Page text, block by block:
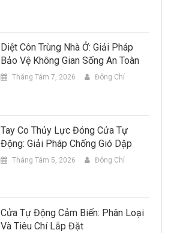
Diệt Côn Trùng Nhà Ở: Giải Pháp
Bảo Vệ Không Gian Sống An Toàn
Tháng Tám 7, 2026 Đông Chí
Tay Co Thủy Lực Đóng Cửa Tự
Động: Giải Pháp Chống Gió Dập
Tháng Tám 5, 2026 Đông Chí
Cửa Tự Động Cảm Biến: Phân Loại
Và Tiêu Chí Lắp Đặt